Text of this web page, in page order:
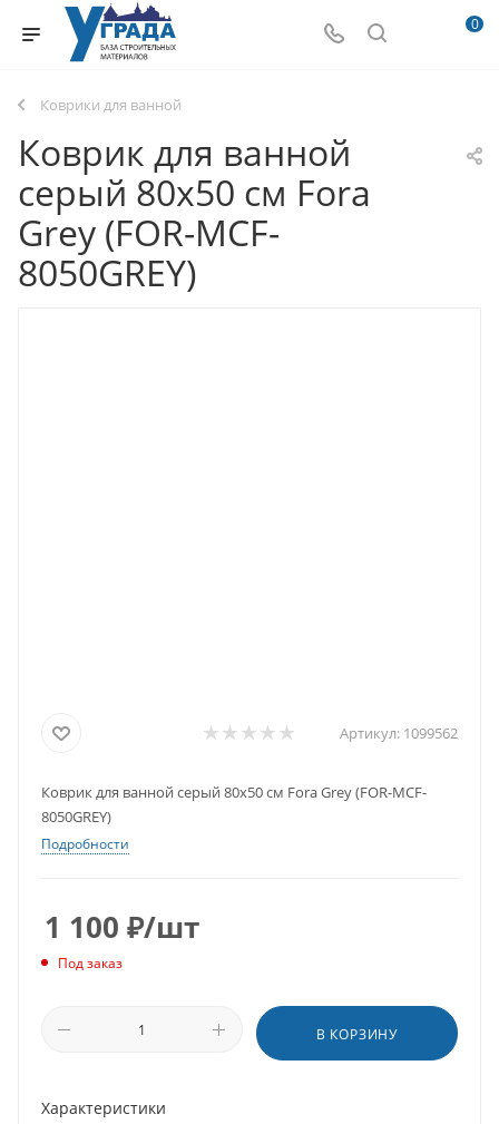
0
Коврики для ванной
Коврик для ванной
серый 80х50 см Fora
Grey (FOR-MCF-
8050GREY)
Артикул: 1099562
Коврик для ванной серый 80х50 см Fora Grey (FOR-MCF-
8050GREY)
Подробности
1 100 ₽/шт
Под заказ
В КОРЗИНУ
Характеристики